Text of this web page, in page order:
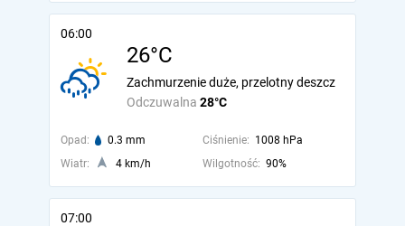
06:00
26°C
Odczuwalna 28°C
Zachmurzenie duże, przelotny deszcz
Opad: 0.3 mm Ciśnienie: 1008 hPa
Wiatr:
4 km/h Wilgotność: 90%
07:00